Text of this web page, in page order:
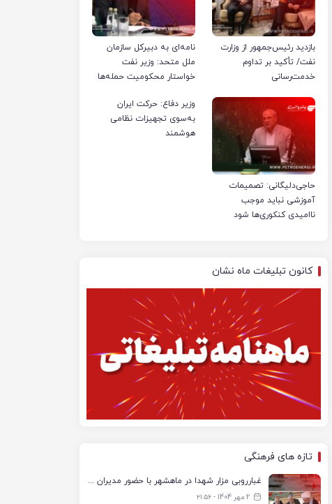
بازدید رئیس‌جمهور از وزارت
نفت/ تأکید بر تداوم
خدمت‌رسانی
نامه‌ای به دبیرکل سازمان
ملل متحد: وزیر نفت
خواستار محکومیت حمله‌ها
ایران شد
حاجی‌دلیگانی: تصمیمات
آموزشی نباید موجب
ناامیدی کنکوری‌ها شود
وزیر دفاع: حرکت ایران
به‌سوی تجهیزات نظامی
هوشمند
کانون تبلیغات ماه نشان
تازه های فرهنگی
غبارروبی مزار شهدا در ماهشهر با حضور مدیران پتروشیمی اروند و مسئولان شهری
2 مهر 1404 - ۲۱:۵۶